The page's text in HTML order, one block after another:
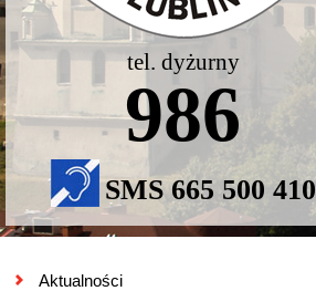
tel. dyżurny
986
SMS 665 500 410
Aktualności